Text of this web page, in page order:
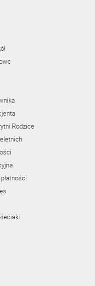
Rodzice